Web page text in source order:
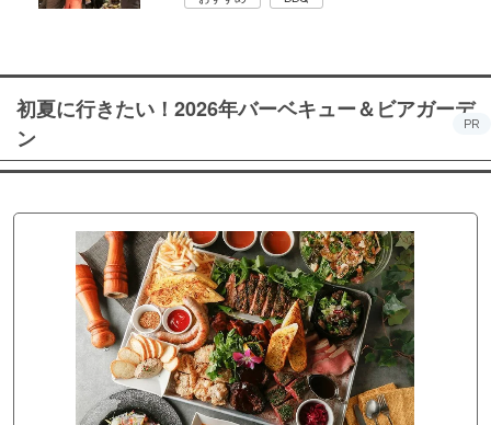
初夏に行きたい！2026年バーベキュー＆ビアガーデ
ン
PR